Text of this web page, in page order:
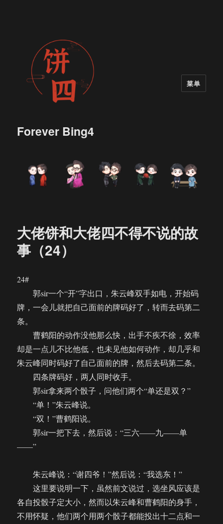
Forever Bing4
菜单
大佬饼和大佬四不得不说的故
事（24）
24#
郭sir一个“开”字出口，朱云峰双手如电，开始码
牌，一会儿就把自己面前的牌码好了，转而去码第二
条。
曹鹤阳的动作没他那么快，出手不疾不徐，效率
却是一点儿不比他低，也未见他如何动作，却几乎和
朱云峰同时码好了自己面前的牌，然后去码第二条。
四条牌码好，两人同时收手。
郭sir拿来两个骰子，问他们两个“单还是双？”
“单！”朱云峰说。
“双！”曹鹤阳说。
郭sir一把下去，然后说：“三六——九——单
——”
朱云峰说：“谢四爷！”然后说：“我选东！”
这里要说明一下，虽然前文说过，选坐风应该是
各自投骰子定大小，然而以朱云峰和曹鹤阳的身手，
不用怀疑，他们两个用两个骰子都能投出十二点和一